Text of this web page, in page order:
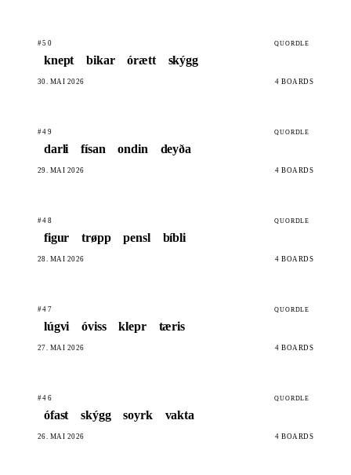
#50 QUORDLE
knept bikar órætt skýgg
30. MAI 2026 4 BOARDS
#49 QUORDLE
darli físan ondin deyða
29. MAI 2026 4 BOARDS
#48 QUORDLE
figur trøpp pensl bíbli
28. MAI 2026 4 BOARDS
#47 QUORDLE
lúgvi óviss klepr tæris
27. MAI 2026 4 BOARDS
#46 QUORDLE
ófast skýgg soyrk vakta
26. MAI 2026 4 BOARDS